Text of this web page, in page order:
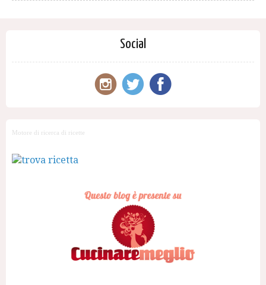
Social
Motore di ricerca di ricette